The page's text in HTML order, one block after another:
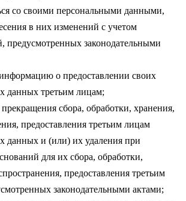
со своими персональными данными,
в них изменений с учетом
предусмотренных законодательными
о предоставлении своих
данных третьим лицам;
прекращения сбора, обработки, хранения,
предоставления третьим лицам
данных и (или) их удаления при
для их сбора, обработки,
предоставления третьим
законодательными актами;